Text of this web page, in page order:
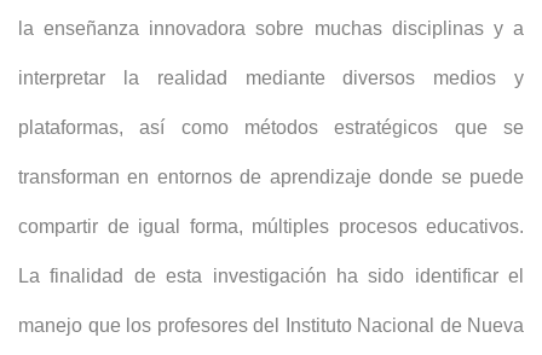
la enseñanza innovadora sobre muchas disciplinas y a
interpretar la realidad mediante diversos medios y
plataformas, así como métodos estratégicos que se
transforman en entornos de aprendizaje donde se puede
compartir de igual forma, múltiples procesos educativos.
La finalidad de esta investigación ha sido identificar el
manejo que los profesores del Instituto Nacional de Nueva